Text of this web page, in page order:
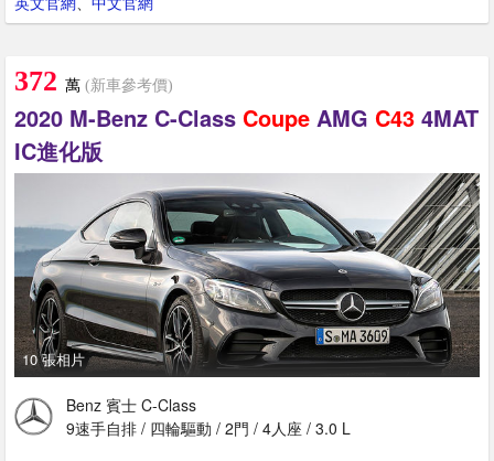
372 萬 (新車參考價)
2020 M-Benz C-Class Coupe AMG C43 4MAT
IC進化版
10 張相片
Benz 賓士 C-Class
9速手自排 / 四輪驅動 / 2門 / 4人座 / 3.0 L